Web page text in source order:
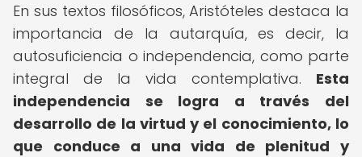
En sus textos filosóficos, Aristóteles destaca la
importancia de la autarquía, es decir, la
autosuficiencia o independencia, como parte
integral de la vida contemplativa. Esta
independencia se logra a través del
desarrollo de la virtud y el conocimiento, lo
que conduce a una vida de plenitud y